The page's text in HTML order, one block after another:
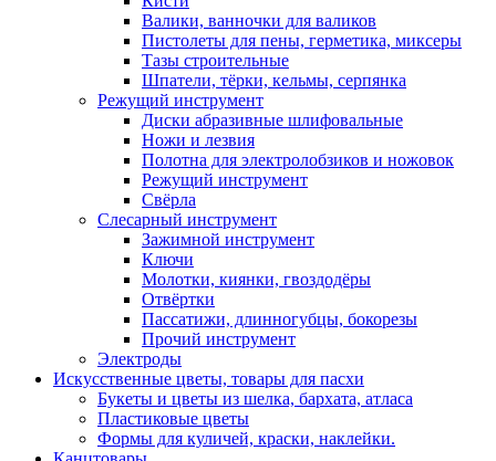
Валики, ванночки для валиков
Пистолеты для пены, герметика, миксеры
Тазы строительные
Шпатели, тёрки, кельмы, серпянка
Режущий инструмент
Диски абразивные шлифовальные
Ножи и лезвия
Полотна для электролобзиков и ножовок
Режущий инструмент
Свёрла
Слесарный инструмент
Зажимной инструмент
Ключи
Молотки, киянки, гвоздодёры
Отвёртки
Пассатижи, длинногубцы, бокорезы
Прочий инструмент
Электроды
Искусственные цветы, товары для пасхи
Букеты и цветы из шелка, бархата, атласа
Пластиковые цветы
Формы для куличей, краски, наклейки.